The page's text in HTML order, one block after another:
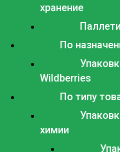
хранение
По
Wildberries
По типу
химии